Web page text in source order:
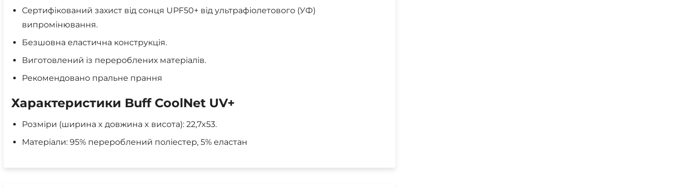
Сертифікований захист від сонця UPF50+ від ультрафіолетового (УФ)
випромінювання.
Безшовна еластична конструкція.
Виготовлений із перероблених матеріалів.
Рекомендовано пральне прання
Характеристики Buff CoolNet UV+
Розміри (ширина x довжина x висота): 22,7x53.
Матеріали: 95% перероблений поліестер, 5% еластан